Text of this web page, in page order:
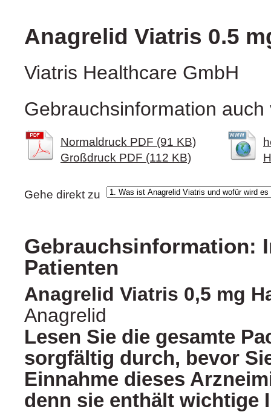
Anagrelid Viatris 0.5
Viatris Healthcare GmbH
Gebrauchsinformation
Normaldruck PDF (91 KB)
Großdruck PDF (112 KB)
Gehe direkt zu
Gebrauchsinformation:
Patienten
Anagrelid Viatris 0,5 mg
Anagrelid
Lesen Sie die gesamte
sorgfältig durch, bevor
Einnahme dieses
denn sie enthält wichtige